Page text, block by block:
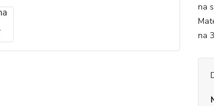
na
na